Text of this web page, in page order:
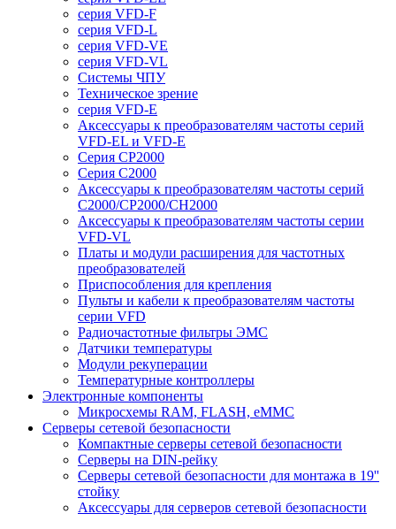
серия VFD-F
серия VFD-L
серия VFD-VE
серия VFD-VL
Системы ЧПУ
Техническое зрение
серия VFD-E
Аксессуары к преобразователям частоты серий
VFD-EL и VFD-E
Серия CP2000
Серия C2000
Аксессуары к преобразователям частоты серий
С2000/CP2000/CH2000
Аксессуары к преобразователям частоты серии
VFD-VL
Платы и модули расширения для частотных
преобразователей
Приспособления для крепления
Пульты и кабели к преобразователям частоты
серии VFD
Радиочастотные фильтры ЭМС
Датчики температуры
Модули рекуперации
Температурные контроллеры
Электронные компоненты
Микросхемы RAM, FLASH, eMMC
Серверы сетевой безопасности
Компактные серверы сетевой безопасности
Серверы на DIN-рейку
Серверы сетевой безопасности для монтажа в 19''
стойку
Аксессуары для серверов сетевой безопасности